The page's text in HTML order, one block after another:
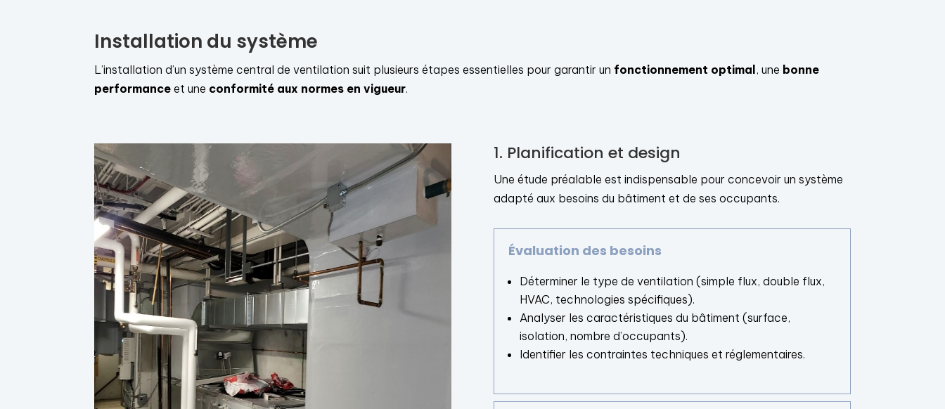
Installation du système
L’installation d’un système central de ventilation suit plusieurs étapes essentielles pour garantir un fonctionnement optimal , une bonne
performance et une conformité aux normes en vigueur.
1. Planification et design
Une étude préalable est indispensable pour concevoir un système
adapté aux besoins du bâtiment et de ses occupants.
Évaluation des besoins
Déterminer le type de ventilation (simple flux, double flux,
HVAC, technologies spécifiques).
Analyser les caractéristiques du bâtiment (surface,
isolation, nombre d’occupants).
Identifier les contraintes techniques et réglementaires.